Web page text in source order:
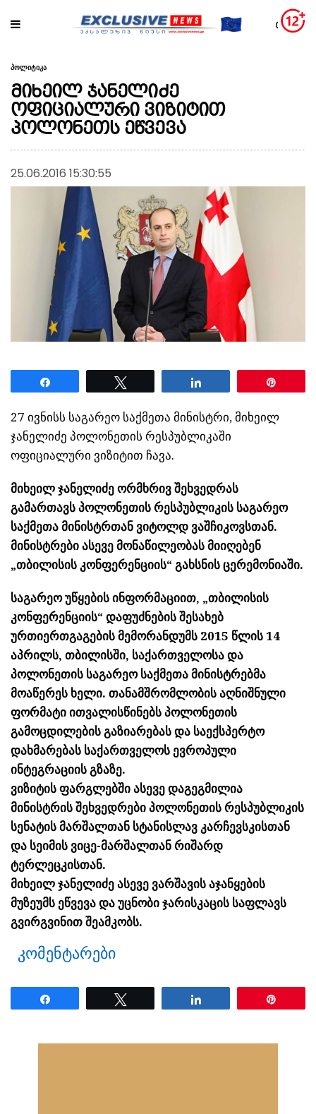
პოლიტიკა
მიხეილ ჯანელიძე
ოფიციალური ვიზიტით
პოლონეთს ეწვევა
25.06.2016 15:30:55
27 ივნისს საგარეო საქმეთა მინისტრი, მიხეილ
ჯანელიძე პოლონეთის რესპუბლიკაში
ოფიციალური ვიზიტით ჩავა.
მიხეილ ჯანელიძე ორმხრივ შეხვედრას
გამართავს პოლონეთის რესპუბლიკის საგარეო
საქმეთა მინისტრთან ვიტოლდ ვაშჩიკოვსთან.
მინისტრები ასევე მონაწილეობას მიიღებენ
„თბილისის კონფერენციის“ გახსნის ცერემონიაში.
საგარეო უწყების ინფორმაციით, „თბილისის
კონფერენციის“ დაფუძნების შესახებ
ურთიერთგაგების მემორანდუმს 2015 წლის 14
აპრილს, თბილისში, საქართველოსა და
პოლონეთის საგარეო საქმეთა მინისტრებმა
მოაწერეს ხელი. თანამშრომლობის აღნიშნული
ფორმატი ითვალისწინებს პოლონეთის
გამოცდილების გაზიარებას და საექსპერტო
დახმარებას საქართველოს ევროპული
ინტეგრაციის გზაზე.
ვიზიტის ფარგლებში ასევე დაგეგმილია
მინისტრის შეხვედრები პოლონეთის რესპუბლიკის
სენატის მარშალთან სტანისლავ კარჩევსკისთან
და სეიმის ვიცე-მარშალთან რიშარდ
ტერლეცკისთან.
მიხეილ ჯანელიძე ასევე ვარშავის აჯანყების
მუზეუმს ეწვევა და უცნობი ჯარისკაცის საფლავს
გვირგვინით შეამკობს.
კომენტარები